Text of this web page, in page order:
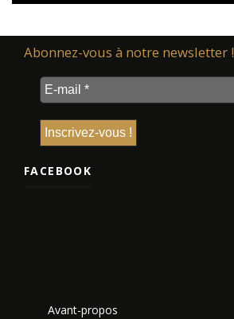
Abonnez-vous à notre newsletter !
FACEBOOK
Avant-propos